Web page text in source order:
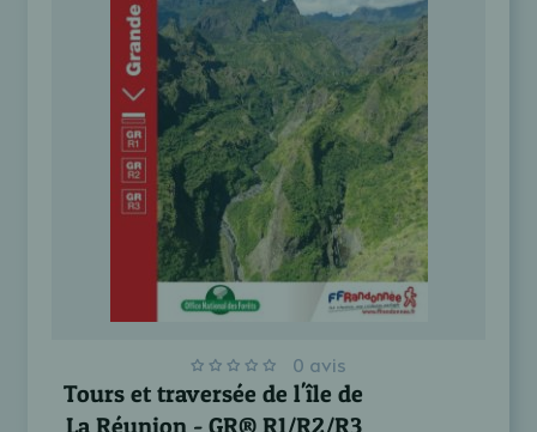
0 avis
Tours et traversée de l'île de
La Réunion - GR® R1/R2/R3